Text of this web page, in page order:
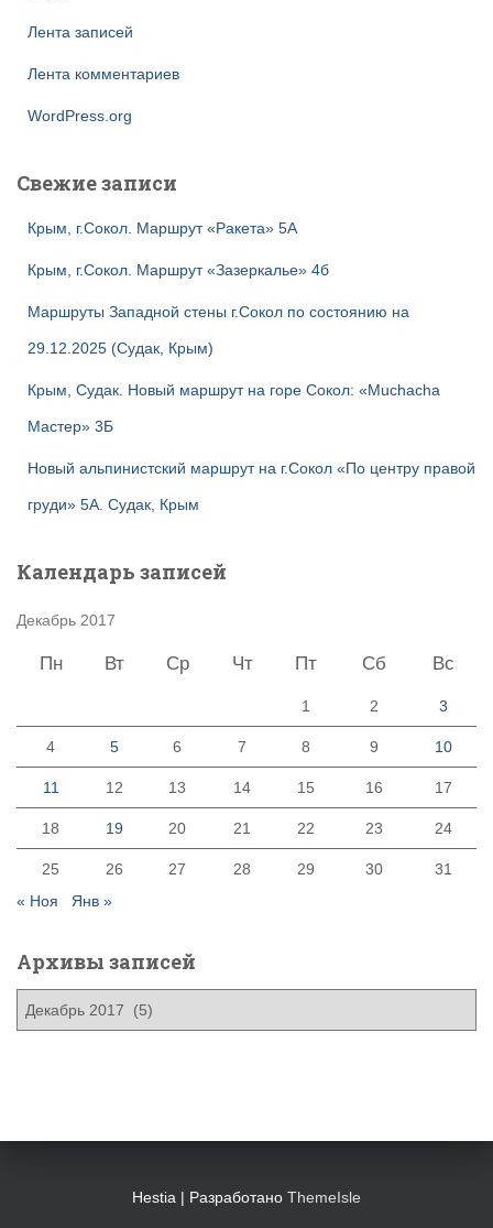
Лента записей
Лента комментариев
WordPress.org
Свежие записи
Крым, г.Сокол. Маршрут «Ракета» 5А
Крым, г.Сокол. Маршрут «Зазеркалье» 4б
Маршруты Западной стены г.Сокол по состоянию на
29.12.2025 (Судак, Крым)
Крым, Судак. Новый маршрут на горе Сокол: «Muchacha
Мастер» 3Б
Новый альпинистский маршрут на г.Сокол «По центру правой
груди» 5А. Судак, Крым
Календарь записей
Декабрь 2017
Пн Вт Ср Чт Пт Сб Вс
1 2 3
4 5 6 7 8 9 10
11 12 13 14 15 16 17
18 19 20 21 22 23 24
25 26 27 28 29 30
31
« Ноя
Янв »
Архивы записей
з
Hestia | Разработано ThemeIsle